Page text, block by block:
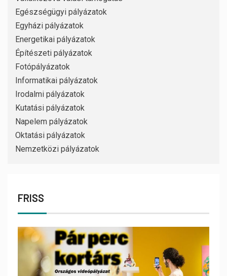
Egészségügyi pályázatok
Egyházi pályázatok
Energetikai pályázatok
Építészeti pályázatok
Fotópályázatok
Informatikai pályázatok
Irodalmi pályázatok
Kutatási pályázatok
Napelem pályázatok
Oktatási pályázatok
Nemzetközi pályázatok
FRISS